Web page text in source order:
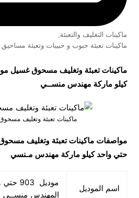
ماكينات التغليف والتعبئة,
ماكينات تعبئة حبوب و حبيبات وتعبئة
كيلو ماركة مهندس منســي
ماكينات تعبئة وتغليف
مواصفات ماكينات تعبئة وتغليف
حتي واحد كيلو ماركة مهندس مـنسي
اسم الموديل
موديل
المهندس منســي